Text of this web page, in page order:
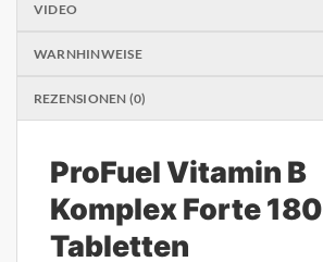
VIDEO
WARNHINWEISE
REZENSIONEN (0)
ProFuel Vitamin B
Komplex Forte 180
Tabletten